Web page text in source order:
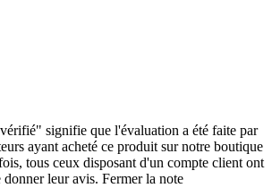
signifie que l'évaluation a été faite par
ayant acheté ce produit sur notre boutique
tous ceux disposant d'un compte client ont
leur avis. Fermer la note